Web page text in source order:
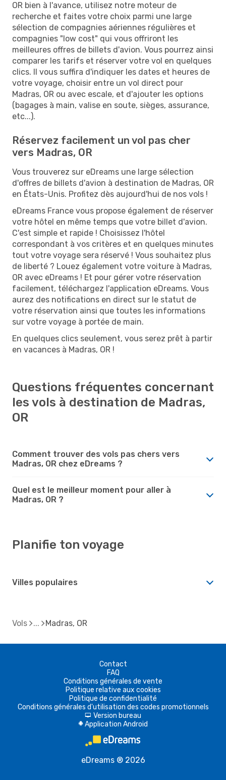
OR bien à l'avance, utilisez notre moteur de
recherche et faites votre choix parmi une large
sélection de compagnies aériennes régulières et
compagnies "low cost" qui vous offriront les
meilleures offres de billets d'avion. Vous pourrez ainsi
comparer les tarifs et réserver votre vol en quelques
clics. Il vous suffira d'indiquer les dates et heures de
votre voyage, choisir entre un vol direct pour
Madras, OR ou avec escale, et d'ajouter les options
(bagages à main, valise en soute, sièges, assurance,
etc...).
Réservez facilement un vol pas cher
vers Madras, OR
Vous trouverez sur eDreams une large sélection
d'offres de billets d'avion à destination de Madras, OR
en États-Unis. Profitez dès aujourd'hui de nos vols !
eDreams France vous propose également de réserver
votre hôtel en même temps que votre billet d'avion.
C'est simple et rapide ! Choisissez l'hôtel
correspondant à vos critères et en quelques minutes
tout votre voyage sera réservé ! Vous souhaitez plus
de liberté ? Louez également votre voiture à Madras,
OR avec eDreams ! Et pour gérer votre réservation
facilement, téléchargez l'application eDreams. Vous
aurez des notifications en direct sur le statut de
votre réservation ainsi que toutes les informations
sur votre voyage à portée de main.
En quelques clics seulement, vous serez prêt à partir
en vacances à Madras, OR !
Questions fréquentes concernant
les vols à destination de Madras,
OR
Comment trouver des vols pas chers vers
Madras, OR chez eDreams ?
Quel est le meilleur moment pour aller à
Madras, OR ?
Planifie ton voyage
Villes populaires
Vols Madras, OR
Contact
FAQ
Conditions générales de vente
Politique relative aux cookies
Politique de confidentialité
Conditions générales d'utilisation des codes promotionnels
d Version bureau
A Application Android
eDreams ® 2026